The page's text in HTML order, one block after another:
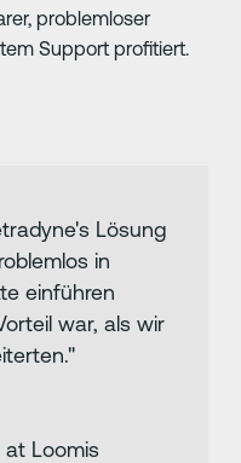
problemloser
Support profitiert.
Lösung
in
einführen
war, als wir
at Loomis